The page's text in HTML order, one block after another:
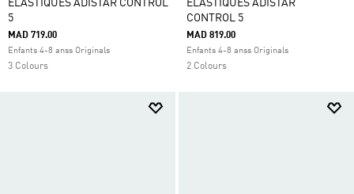
ÉLASTIQUES ADISTAR CONTROL
5
MAD 719.00
Enfants 4-8 anss Originals
3 Colours
ÉLASTIQUES ADISTAR
CONTROL 5
MAD 819.00
Enfants 4-8 anss Originals
2 Colours